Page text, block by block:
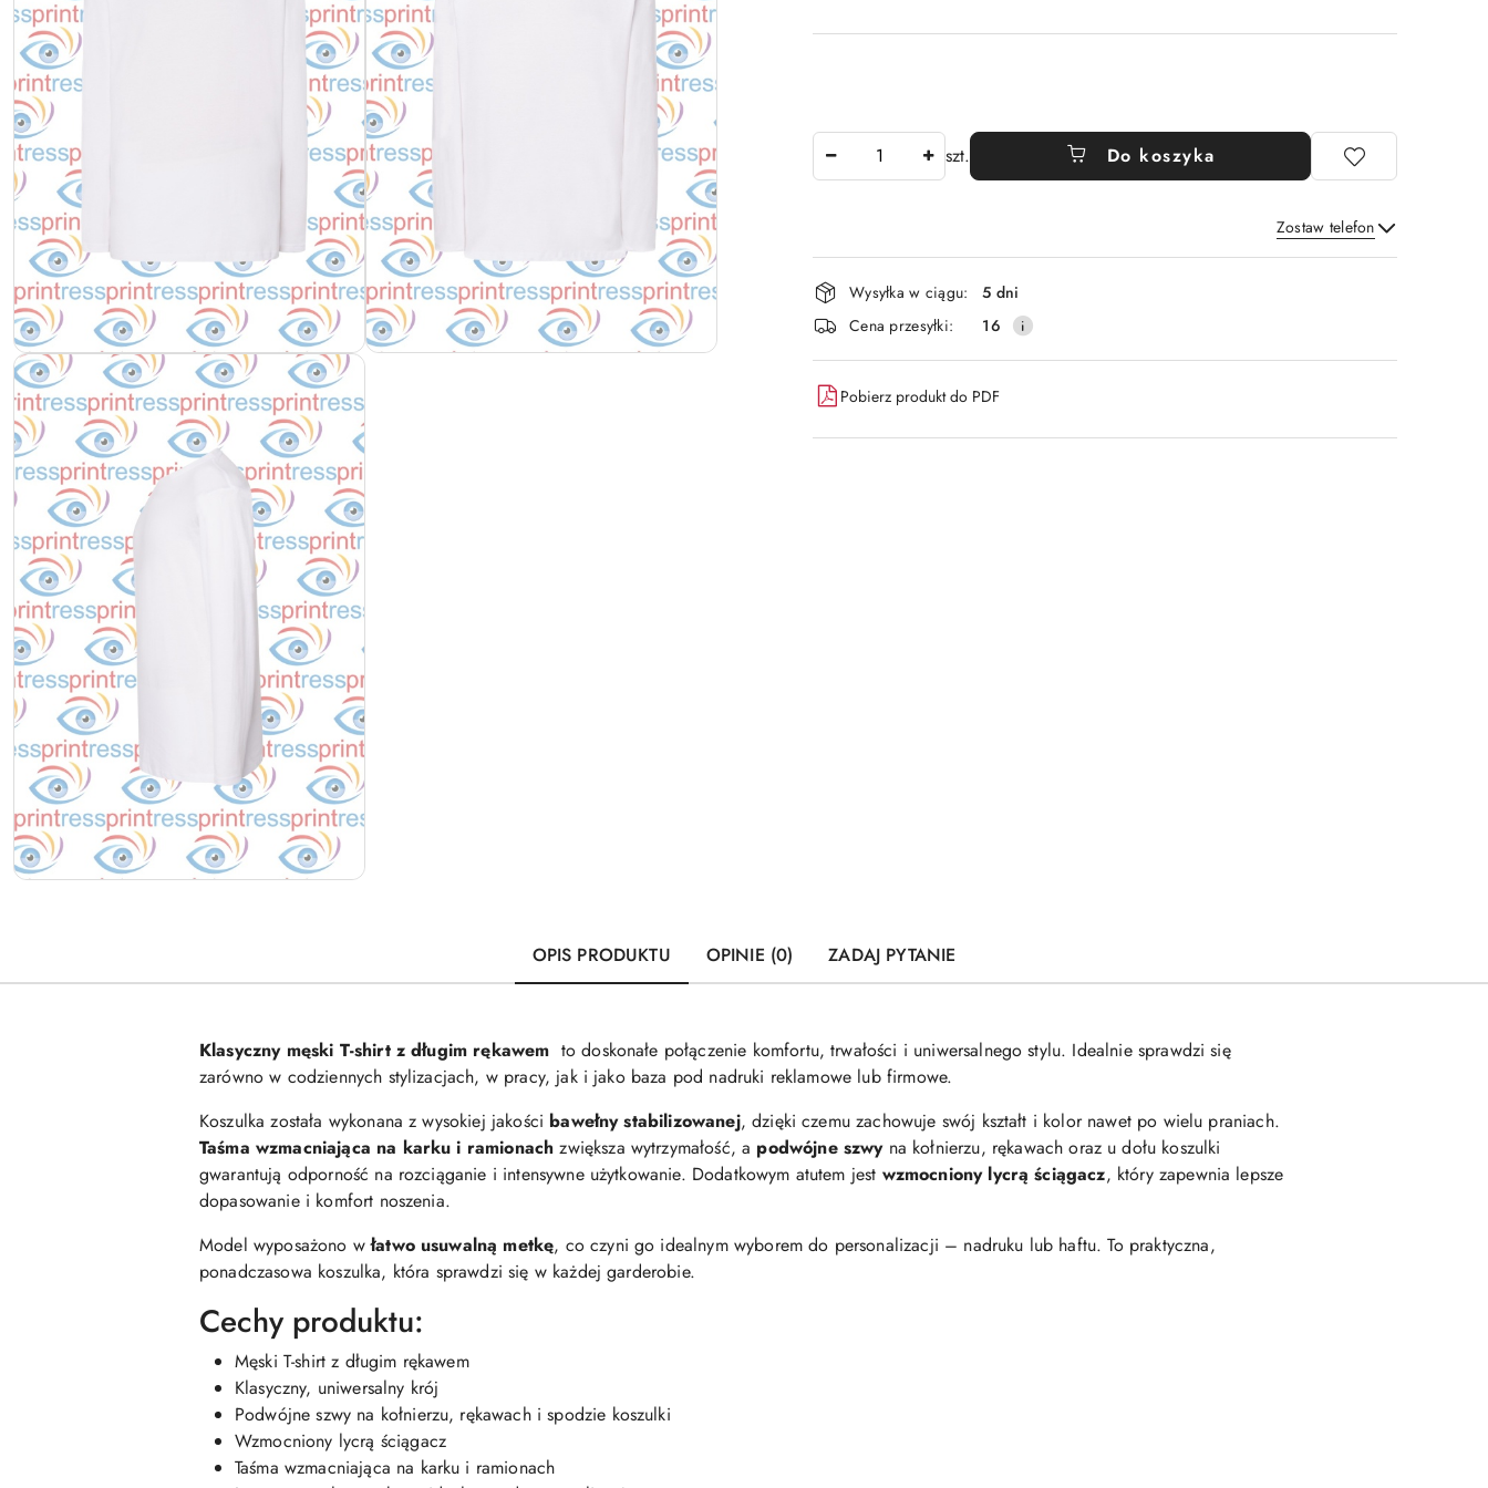
szt. Do koszyka
Zostaw telefon
Wyślij
Dostępność
i
dostawa
Wysyłka w ciągu:
5 dni
Cena przesyłki:
16
Pobierz produkt do PDF
OPIS PRODUKTU OPINIE (0) ZADAJ PYTANIE
Klasyczny męski T-shirt z długim rękawem to doskonałe połączenie komfortu, trwałości i uniwersalnego stylu. Idealnie sprawdzi się
zarówno w codziennych stylizacjach, w pracy, jak i jako baza pod nadruki reklamowe lub firmowe.
Koszulka została wykonana z wysokiej jakości bawełny stabilizowanej, dzięki czemu zachowuje swój kształt i kolor nawet po wielu praniach.
Taśma wzmacniająca na karku i ramionach zwiększa wytrzymałość, a podwójne szwyna kołnierzu, rękawach oraz u dołu koszulki
gwarantują odporność na rozciąganie i intensywne użytkowanie. Dodatkowym atutem jest wzmocniony lycrą ściągacz, który zapewnia lepsze
dopasowanie i komfort noszenia.
Model wyposażono włatwo usuwalną metkę, co czyni go idealnym wyborem do personalizacji – nadruku lub haftu. To praktyczna,
ponadczasowa koszulka, która sprawdzi się w każdej garderobie.
Cechy produktu:
Męski T-shirt z długim rękawem
Klasyczny, uniwersalny krój
Podwójne szwy na kołnierzu, rękawach i spodzie koszulki
Wzmocniony lycrą ściągacz
Taśma wzmacniająca na karku i ramionach